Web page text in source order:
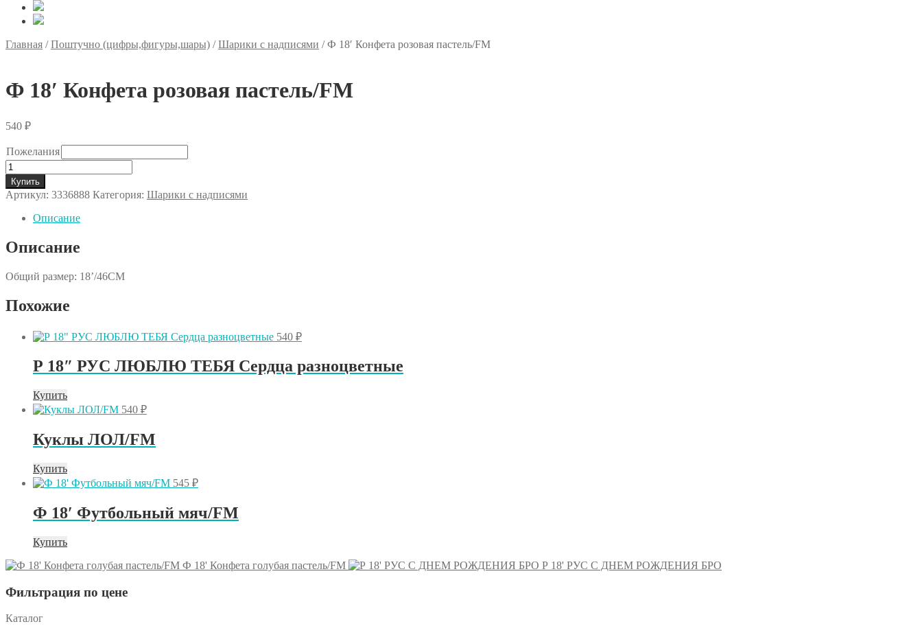
Главная /Поштучно (цифры,фигуры,шары) /Шарики с надписями /Ф 18′ Конфета розовая пастель/FM
Ф 18′ Конфета розовая пастель/FM
540 ₽
Пожелания
Количество
товара
Ф
18'
Конфета
розовая
пастель/FM
Купить
Артикул: 3336888 Категория: Шарики с надписями
Описание
Описание
Общий размер: 18’/46СМ
Похожие
540 ₽
Р 18″ РУС ЛЮБЛЮ ТЕБЯ Сердца разноцветные
Купить
540 ₽
Куклы ЛОЛ/FM
Купить
545 ₽
Ф 18′ Футбольный мяч/FM
Купить
Ф 18' Конфета голубая пастель/FM
Р 18' РУС С ДНЕМ РОЖДЕНИЯ БРО
Фильтрация по цене
Каталог